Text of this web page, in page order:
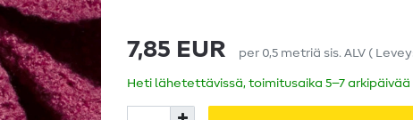
7,85 EUR per 0,5 metriä sis. ALV (
Heti lähetettävissä, toimitusaika 5–7 arkipäivää